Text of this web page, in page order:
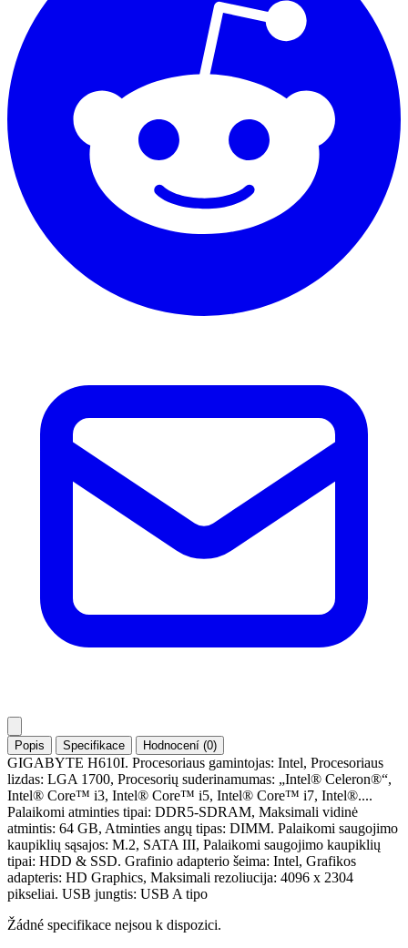
Popis Specifikace Hodnocení (0)
GIGABYTE H610I. Procesoriaus gamintojas: Intel, Procesoriaus
lizdas: LGA 1700, Procesorių suderinamumas: „Intel® Celeron®“,
Intel® Core™ i3, Intel® Core™ i5, Intel® Core™ i7, Intel®....
Palaikomi atminties tipai: DDR5-SDRAM, Maksimali vidinė
atmintis: 64 GB, Atminties angų tipas: DIMM. Palaikomi saugojimo
kaupiklių sąsajos: M.2, SATA III, Palaikomi saugojimo kaupiklių
tipai: HDD & SSD. Grafinio adapterio šeima: Intel, Grafikos
adapteris: HD Graphics, Maksimali rezoliucija: 4096 x 2304
pikseliai. USB jungtis: USB A tipo
Žádné specifikace nejsou k dispozici.